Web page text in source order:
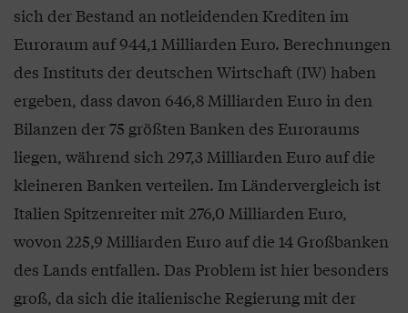
sich der Bestand an notleidenden Krediten im
Euroraum auf 944,1 Milliarden Euro. Berechnungen
des Instituts der deutschen Wirtschaft (IW) haben
ergeben, dass davon 646,8 Milliarden Euro in den
Bilanzen der 75 größten Banken des Euroraums
liegen, während sich 297,3 Milliarden Euro auf die
kleineren Banken verteilen. Im Ländervergleich ist
Italien Spitzenreiter mit 276,0 Milliarden Euro,
wovon 225,9 Milliarden Euro auf die 14 Großbanken
des Lands entfallen. Das Problem ist hier besonders
groß, da sich die italienische Regierung mit der